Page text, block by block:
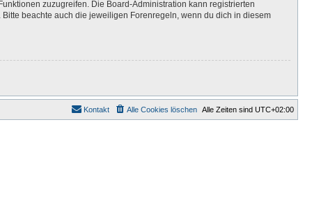
zuzugreifen. Die Board-Administration kann registrierten
beachte auch die jeweiligen Forenregeln, wenn du dich in diesem
Alle Zeiten sind UTC+02:00
Alle Cookies löschen
Kontakt